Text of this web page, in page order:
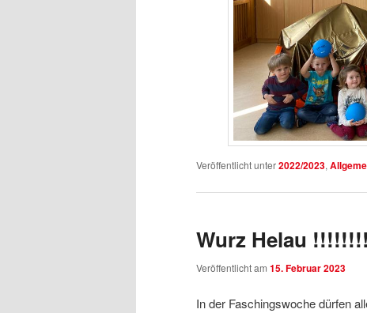
Veröffentlicht unter2022/2023,
Wurz Helau !!!!!!!!
Veröffentlicht am 15. Februar 2023
In der Faschingswoche dürfen